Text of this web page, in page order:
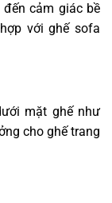
cảm giác bề
với ghế sofa
mặt ghế như
cho ghế trang